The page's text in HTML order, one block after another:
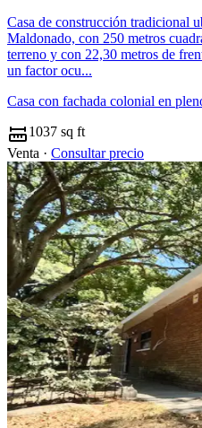
Casa de construcción tradicional
Maldonado, con 250 metros
terreno y con 22,30 metros de
un factor ocu...
Casa con fachada colonial en
1037 sq ft
Venta · Consultar precio